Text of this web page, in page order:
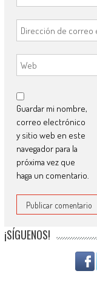
Guardar mi nombre,
correo electrónico
y sitio web en este
navegador para la
próxima vez que
haga un comentario.
¡SÍGUENOS!